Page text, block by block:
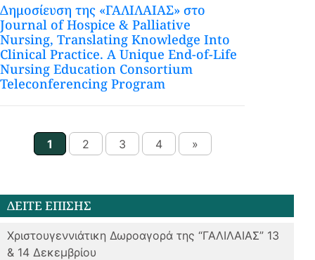
Δημοσίευση της «ΓΑΛΙΛΑΙΑΣ» στο
Journal of Hospice & Palliative
Nursing, Translating Knowledge Into
Clinical Practice. A Unique End-of-Life
Nursing Education Consortium
Teleconferencing Program
1 2 3 4 »
ΔΕΙΤΕ ΕΠΙΣΗΣ
Χριστουγεννιάτικη Δωροαγορά της “ΓΑΛΙΛΑΙΑΣ” 13
& 14 Δεκεμβρίου